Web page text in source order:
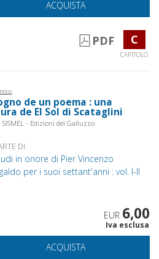
ACQUISTA
PDF C
CAPITOLO
de un poema : una
de El Sol di Scataglini
SISMEL - Edizioni del Galluzzo
DI
in onore di Pier Vincenzo
per i suoi settant'anni : vol. I-II
EUR 6,00
Iva esclusa
ACQUISTA